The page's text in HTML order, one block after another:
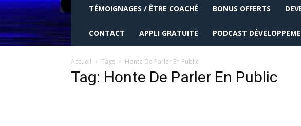
TÉMOIGNAGES / ÊTRE COACHÉ BONUS OFFERTS
CONTACT APPLI GRATUITE PODCAST
Accueil Tags Honte De Parler En Public
Tag: Honte De Parler En Public